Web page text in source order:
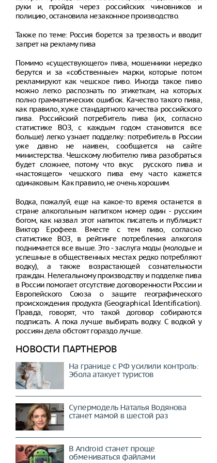
руки и, пройдя через российских чиновников и
полицию, остановила незаконное производство.
Также по теме: Россия борется за трезвость и вводит
запрет на рекламу пива
Помимо «существующего» пива, мошенники нередко
берутся и за «собственные» марки, которые потом
рекламируют как чешское пиво. Иногда такое пиво
можно легко распознать по этикеткам, на которых
полно грамматических ошибок. Качество такого пива,
как правило, хуже стандартного качества российского
пива. Российский потребитель пива (их, согласно
статистике ВОЗ, с каждым годом становится все
больше) легко узнает подделку: потребитель в России
уже давно не наивен, сообщается на сайте
министерства. Чешскому любителю пива разобраться
будет сложнее, потому что вкус русского пива и
«настоящего» чешского пива ему часто кажется
одинаковым. Как правило, не очень хорошим.
Водка, пожалуй, еще на какое-то время останется в
стране алкогольным напитком номер один - русским
богом, как назвал этот напиток писатель и публицист
Виктор Ерофеев. Вместе с тем пиво, согласно
статистике ВОЗ, в рейтинге потребления алкоголя
поднимается все выше. Это - заслуга моды (молодые и
успешные в общественных местах редко потребляют
водку), а также возрастающей сознательности
граждан. Нелегальному производству и подделке пива
в России помогает отсутствие договоренности России и
Европейского Союза о защите географического
происхождения продукта (Geographical Identification).
Правда, говорят, что такой договор собираются
подписать. А пока лучше выбирать водку. С водкой у
россиян дела обстоят гораздо лучше.
НОВОСТИ ПАРТНЕРОВ
На границе с РФ усилили контроль:
Эбола атакует туристов
Супермодель Наталья Водянова
станет мамой в шестой раз
В Android станет проще
обмениваться файлами